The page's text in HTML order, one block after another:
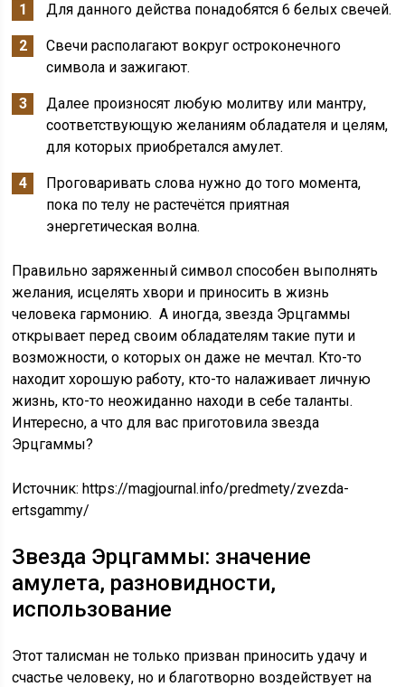
Для данного действа понадобятся 6 белых свечей.
Свечи располагают вокруг остроконечного
символа и зажигают.
Далее произносят любую молитву или мантру,
соответствующую желаниям обладателя и целям,
для которых приобретался амулет.
Проговаривать слова нужно до того момента,
пока по телу не растечётся приятная
энергетическая волна.
Правильно заряженный символ способен выполнять
желания, исцелять хвори и приносить в жизнь
человека гармонию. А иногда, звезда Эрцгаммы
открывает перед своим обладателям такие пути и
возможности, о которых он даже не мечтал. Кто-то
находит хорошую работу, кто-то налаживает личную
жизнь, кто-то неожиданно находи в себе таланты.
Интересно, а что для вас приготовила звезда
Эрцгаммы?
Источник:https://magjournal.info/predmety/zvezda-
ertsgammy/
Звезда Эрцгаммы: значение
амулета, разновидности,
использование
Этот талисман не только призван приносить удачу и
счастье человеку, но и благотворно воздействует на